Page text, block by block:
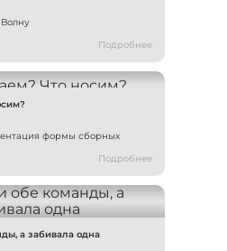
Подробнее
формы сборных
Подробнее
а забивала одна